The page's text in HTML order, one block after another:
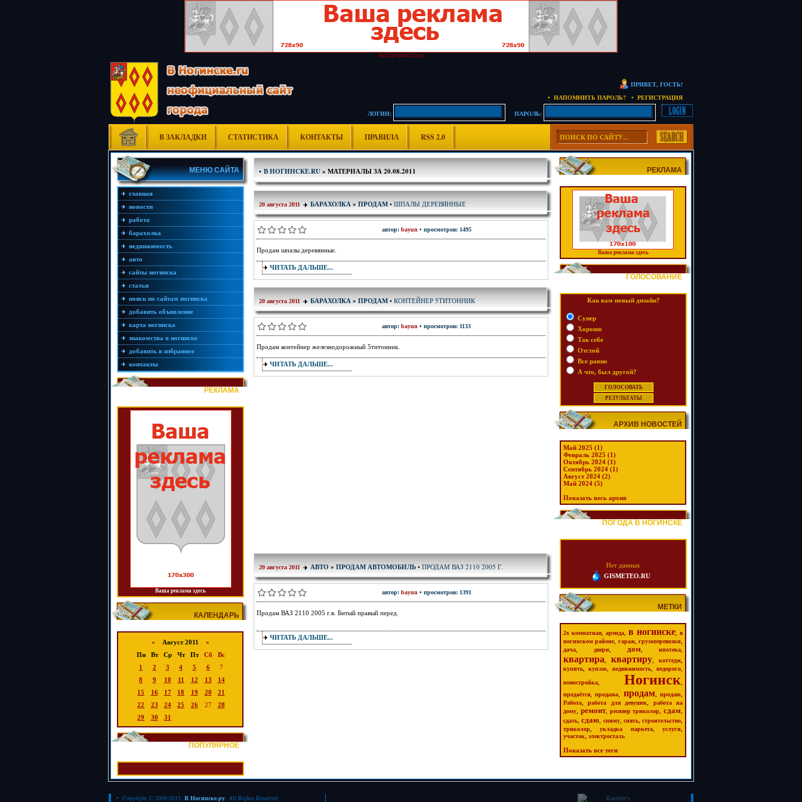
Ваша реклама здесь
ПРИВЕТ, ГОСТЬ!
• НАПОМНИТЬ ПАРОЛЬ?
• РЕГИСТРАЦИЯ
ЛОГИН:
ПАРОЛЬ:
В ЗАКЛАДКИ СТАТИСТИКА КОНТАКТЫ ПРАВИЛА RSS 2.0
МЕНЮ САЙТА
главная
новости
работа
барахолка
недвижимость
авто
сайты ногинска
статьи
поиск по сайтам ногинска
добавить объявление
карта ногинска
знакомства в ногинске
добавить в избранное
контакты
РЕКЛАМА
Ваша реклама здесь
КАЛЕНДАРЬ
« Август 2011 »
Пн
Вт Ср Чт Пт Сб
Вс
1
2 3 4 5 6
7
8
9 10 11 12 13
14
15
16 17 18 19 20
21
22
23 24 25 26 27
28
29
30 31
ПОПУЛЯРНОЕ
• В НОГИНСКЕ.RU» МАТЕРИАЛЫ ЗА 20.08.2011
20 августа 2011 БАРАХОЛКА » ПРОДАМ • ШПАЛЫ ДЕРЕВЯННЫЕ
автор: bayun • просмотров: 1495
Продам шпалы деревянные.
ЧИТАТЬ ДАЛЬШЕ...
20 августа 2011 БАРАХОЛКА » ПРОДАМ • КОНТЕЙНЕР 5ТИТОННИК
автор: bayun • просмотров: 1133
Продам контейнер железнодорожный 5титонник.
ЧИТАТЬ ДАЛЬШЕ...
20 августа 2011 АВТО » ПРОДАМ АВТОМОБИЛЬ • ПРОДАМ ВАЗ 2110 2005 Г.
автор: bayun • просмотров: 1391
Продам ВАЗ 2110 2005 г.в. Битый правый перед.
ЧИТАТЬ ДАЛЬШЕ...
РЕКЛАМА
Ваша реклама здесь
ГОЛОСОВАНИЕ
Как вам новый дизайн?
Супер
Хорошо
Так себе
Отстой
Все равно
А что, был другой?
АРХИВ НОВОСТЕЙ
Май 2025 (1)
Февраль 2025 (1)
Октябрь 2024 (1)
Сентябрь 2024 (1)
Август 2024 (2)
Май 2024 (5)
Показать весь архив
ПОГОДА В НОГИНСКЕ
Нет данных
GISMETEO.RU
МЕТКИ
2х комнатная аренда в ногинске
в
ногинском районе
гараж,грузоперевозки
дача двери дом ипотека
квартира квартиру коттедж
купить куплю недвижимость недорого
новостройка Ногинск
продаётся ,продажа продам,продаю
Работа ,работа для девушек
работа на
дому
ремонт, ресивер триколор сдам
сдать ,сдаю сниму, снять, строительство
триколор ,укладка паркета,услуги
участок электросталь
Показать все теги
• Copyright © 2008-2015. В Ногинске.ру. All Rights Reserved